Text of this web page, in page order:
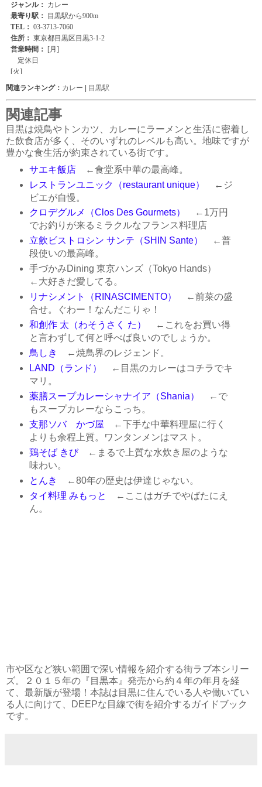
関連ランキング： カレー | 目黒駅
関連記事
目黒は焼鳥やトンカツ、カレーにラーメンと生活に密着し
た飲食店が多く、そのいずれのレベルも高い。地味ですが
豊かな食生活が約束されている街です。
サエキ飯店←食堂系中華の最高峰。
レストランユニック（restaurant unique）
←ジ
ビエが自慢。
クロデグルメ（Clos Des Gourmets）
←1万円
でお釣りが来るミラクルなフランス料理店
立飲ビストロシン サンテ（SHIN Sante）
←普
段使いの最高峰。
手づかみDining 東京ハンズ（Tokyo Hands）
←大好きだ愛してる。
リナシメント（RINASCIMENTO）
←前菜の盛
合せ。ぐわー！なんだこりゃ！
和創作 太（わそうさく た）
←これをお買い得
と言わずして何と呼べば良いのでしょうか。
鳥しき
←焼鳥界のレジェンド。
LAND（ランド）
←目黒のカレーはコチラでキ
マリ。
薬膳スープカレーシャナイア（Shania）
←で
もスープカレーならこっち。
支那ソバ かづ屋 ←下手な中華料理屋に行く
よりも余程上質。ワンタンメンはマスト。
鶏そば きび←まるで上質な水炊き屋のような
味わい。
とんき
←80年の歴史は伊達じゃない。
タイ料理 みもっと
←ここはガチでやばたにえ
ん。
市や区など狭い範囲で深い情報を紹介する街ラブ本シリー
ズ。２０１５年の『目黒本』発売から約４年の年月を経
て、最新版が登場！本誌は目黒に住んでいる人や働いてい
る人に向けて、DEEPな目線で街を紹介するガイドブック
です。